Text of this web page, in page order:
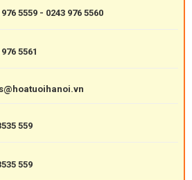
976 5559 - 0243 976 5560
5561
559
559